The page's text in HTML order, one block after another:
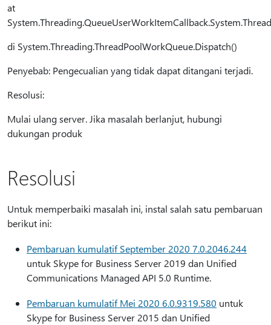
at
di System.Threading.ThreadPoolWorkQueue.Dispatch()
Penyebab: Pengecualian yang tidak dapat ditangani terjadi.
Resolusi:
Mulai ulang server. Jika masalah berlanjut, hubungi
dukungan produk
Resolusi
Untuk memperbaiki masalah ini, instal salah satu pembaruan
berikut ini:
Pembaruan kumulatif September 2020 7.0.2046.244
untuk Skype for Business Server 2019 dan Unified
Communications Managed API 5.0 Runtime.
Pembaruan kumulatif Mei 2020 6.0.9319.580 untuk
Skype for Business Server 2015 dan Unified